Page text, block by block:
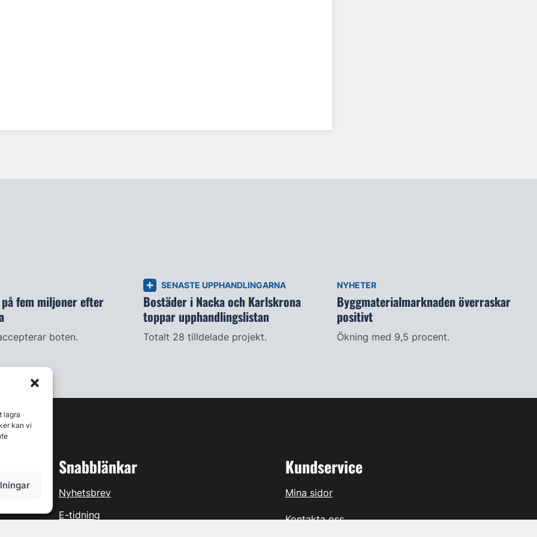
lagra
kan vi
på fem miljoner efter
boten.
SENASTE UPPHANDLINGARNA
Bostäder i Nacka och Karlskrona
toppar upphandlingslistan
Totalt 28 tilldelade projekt.
NYHETER
Byggmaterialmarknaden överraskar
positivt
Ökning med 9,5 procent.
Snabblänkar
Nyhetsbrev
E-tidning
Kundservice
Mina sidor
Kontakta oss